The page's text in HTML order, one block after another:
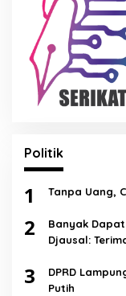
Politik
1 Tanpa Uang,
2
Banyak
Djausal:
3
DPRD
Putih